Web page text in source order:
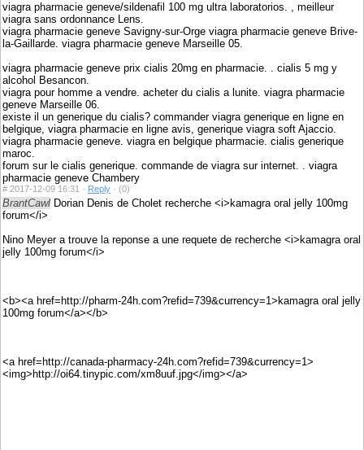
viagra pharmacie geneve/sildenafil 100 mg ultra laboratorios. , meilleur
viagra sans ordonnance Lens.
viagra pharmacie geneve Savigny-sur-Orge viagra pharmacie geneve Brive-
la-Gaillarde. viagra pharmacie geneve Marseille 05.
viagra pharmacie geneve prix cialis 20mg en pharmacie. . cialis 5 mg y
alcohol Besancon.
viagra pour homme a vendre. acheter du cialis a lunite. viagra pharmacie
geneve Marseille 06.
existe il un generique du cialis? commander viagra generique en ligne en
belgique, viagra pharmacie en ligne avis, generique viagra soft Ajaccio.
viagra pharmacie geneve. viagra en belgique pharmacie. cialis generique
maroc.
forum sur le cialis generique. commande de viagra sur internet. . viagra
pharmacie geneve Chambery
# 2017-12-09 16:31 · Reply · (0)
BrantCawl Dorian Denis de Cholet recherche <i>kamagra oral jelly 100mg
forum</i>
Nino Meyer a trouve la reponse a une requete de recherche <i>kamagra oral
jelly 100mg forum</i>
<b><a href=http://pharm-24h.com?refid=739&currency=1>kamagra oral jelly
100mg forum</a></b>
<a href=http://canada-pharmacy-24h.com?refid=739&currency=1>
<img>http://oi64.tinypic.com/xm8uuf.jpg</img></a>